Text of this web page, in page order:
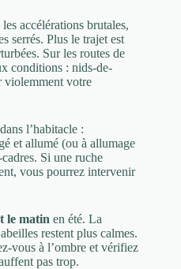
accélérations brutales,
serrés. Plus le trajet est
Sur les routes de
conditions : nids-de-
violemment votre
dans l’habitacle :
et allumé (ou à allumage
Si une ruche
vous pourrez intervenir
le matin en été. La
restent plus calmes.
vous à l’ombre et vérifiez
pas trop.